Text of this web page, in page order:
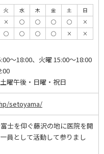
火 水 木 金 土
日
× ◯ ◯ ◯ ◯
×
◯ ◯ ◯ ◯ × ×
～18:00、火曜 15:00～18:00
曜午後・日曜・祝日
setoyama/
士を仰ぐ藤沢の地に医院を開
員として活動して参りまし